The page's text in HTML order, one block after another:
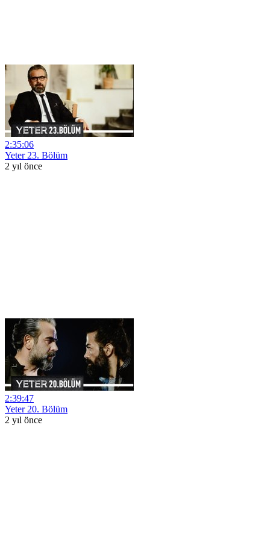
2:35:06
Yeter 23. Bölüm
2 yıl önce
2:39:47
Yeter 20. Bölüm
2 yıl önce